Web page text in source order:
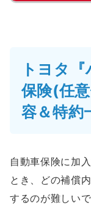
トヨタ
保険(任
容＆特約
自動車保険に加
とき、どの補償
するのが難しいで